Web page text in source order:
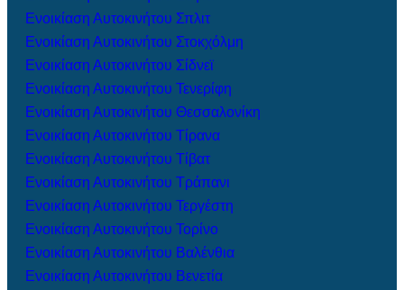
Ενοικίαση Αυτοκινήτου Σπλιτ
Ενοικίαση Αυτοκινήτου Στοκχόλμη
Ενοικίαση Αυτοκινήτου Σίδνεϊ
Ενοικίαση Αυτοκινήτου Τενερίφη
Ενοικίαση Αυτοκινήτου Θεσσαλονίκη
Ενοικίαση Αυτοκινήτου Τίρανα
Ενοικίαση Αυτοκινήτου Τίβατ
Ενοικίαση Αυτοκινήτου Τράπανι
Ενοικίαση Αυτοκινήτου Τεργέστη
Ενοικίαση Αυτοκινήτου Τορίνο
Ενοικίαση Αυτοκινήτου Βαλένθια
Ενοικίαση Αυτοκινήτου Βενετία